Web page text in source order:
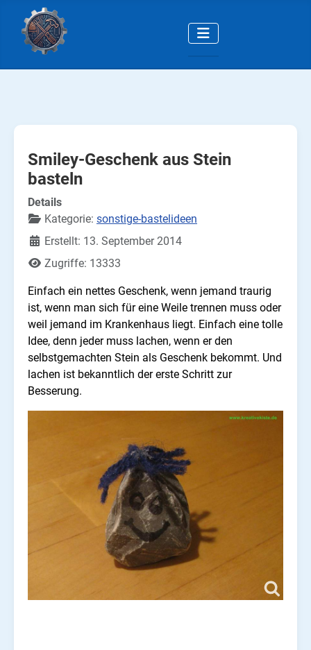
Smiley-Geschenk aus Stein
basteln
Details
Kategorie: sonstige-bastelideen
Erstellt: 13. September 2014
Zugriffe: 13333
Einfach ein nettes Geschenk, wenn jemand traurig
ist, wenn man sich für eine Weile trennen muss oder
weil jemand im Krankenhaus liegt. Einfach eine tolle
Idee, denn jeder muss lachen, wenn er den
selbstgemachten Stein als Geschenk bekommt. Und
lachen ist bekanntlich der erste Schritt zur
Besserung.